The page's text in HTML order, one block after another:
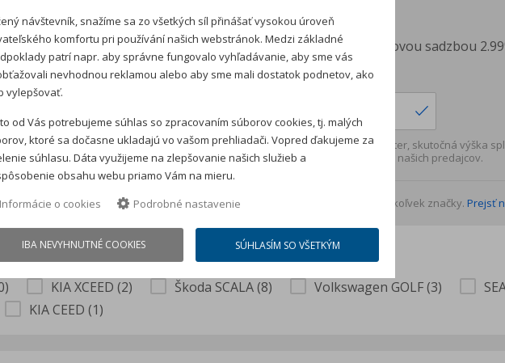
Akontácia:4 856 €s DPH
Splátka je kalkulovaná s úrokovou sadzbou
spracovateľského poplatku.
Kalkulácia má iba informačný charakter, skutočná výška
kontaktného formulára niektorému z našich predajcov.
Vykúpime Vaše jazdené vozidlo akejkoľvek značky. Prejsť
KIA XCEED (2) Škoda SCALA (8) Volkswagen GOLF (3)
KIA CEED (1)
návštevník, snažíme sa zo všetkých síl přinášať vysokou úroveň
komfortu pri používání našich webstránok. Medzi základné
patrí napr. aby správne fungovalo vyhľadávanie, aby sme vás
nevhodnou reklamou alebo aby sme mali dostatok podnetov, ako
vylepšovať.
od Vás potrebujeme súhlas so zpracovaním súborov cookies, tj. malých
ktoré sa dočasne ukladajú vo vašom prehliadači. Vopred ďakujeme za
súhlasu. Dáta využijeme na zlepšovanie našich služieb a
obsahu webu priamo Vám na mieru.
Informácie o cookies
Podrobné nastavenie
IBA NEVYHNUTNÉ COOKIES SÚHLASÍM SO VŠETKÝM